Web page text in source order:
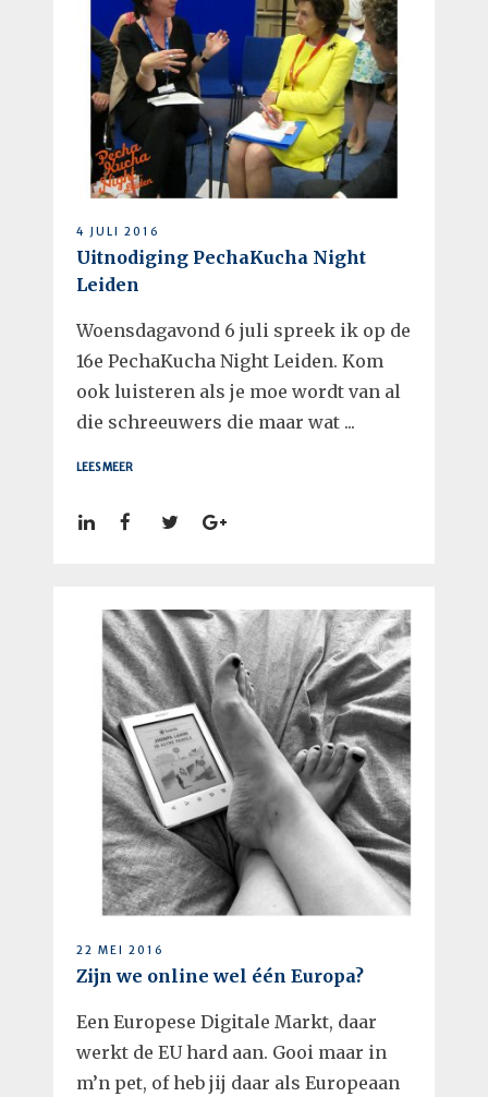
4 JULI 2016
Uitnodiging PechaKucha Night
Leiden
Woensdagavond 6 juli spreek ik op de
16e PechaKucha Night Leiden. Kom
ook luisteren als je moe wordt van al
die schreeuwers die maar wat ...
LEES MEER
22 MEI 2016
Zijn we online wel één Europa?
Een Europese Digitale Markt, daar
werkt de EU hard aan. Gooi maar in
m’n pet, of heb jij daar als Europeaan